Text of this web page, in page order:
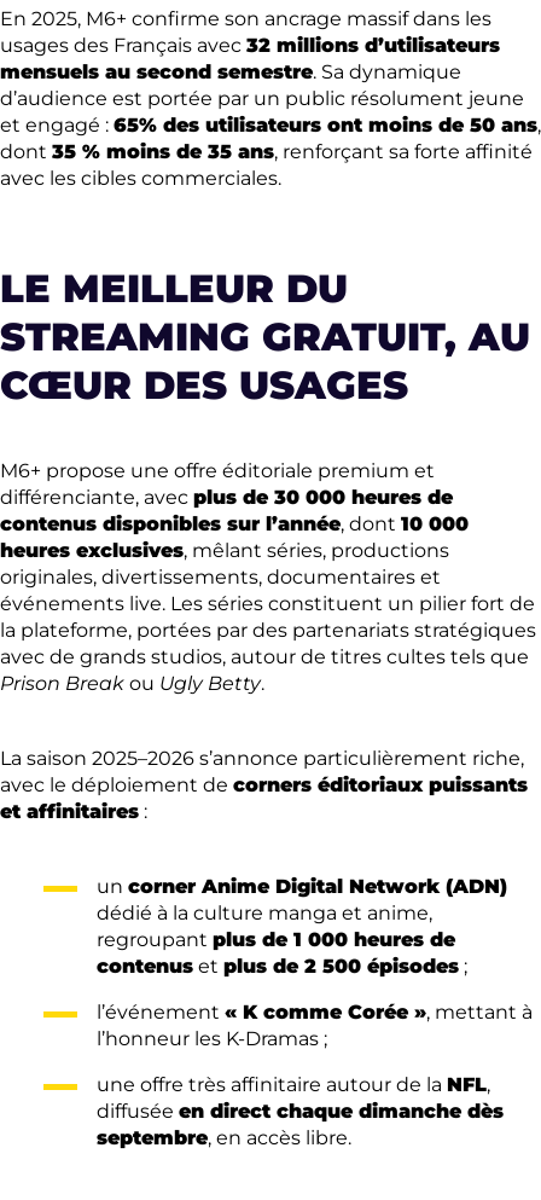
En 2025, M6+ confirme son ancrage massif dans les
usages des Français avec 32 millions d’utilisateurs
mensuels au second semestre. Sa dynamique
d’audience est portée par un public résolument jeune
et engagé : 65% des utilisateurs ont moins de 50 ans,
dont 35 % moins de 35 ans, renforçant sa forte affinité
avec les cibles commerciales.
LE MEILLEUR DU
STREAMING GRATUIT, AU
CŒUR DES USAGES
M6+ propose une offre éditoriale premium et
différenciante, avec plus de 30 000 heures de
contenus disponibles sur l’année, dont 10 000
heures exclusives, mêlant séries, productions
originales, divertissements, documentaires et
événements live. Les séries constituent un pilier fort de
la plateforme, portées par des partenariats stratégiques
avec de grands studios, autour de titres cultes tels que
Prison Break ou Ugly Betty.
La saison 2025–2026 s’annonce particulièrement riche,
avec le déploiement de corners éditoriaux puissants
et affinitaires :
un corner Anime Digital Network (ADN)
dédié à la culture manga et anime,
regroupant plus de 1 000 heures de
contenus et plus de 2 500 épisodes ;
l’événement « K comme Corée », mettant à
l’honneur les K-Dramas ;
une offre très affinitaire autour de la NFL,
diffusée en direct chaque dimanche dès
septembre, en accès libre.